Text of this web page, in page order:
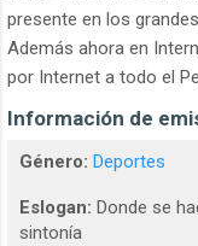
presente en los
Además ahora en
por Internet a todo el
Información de
Género: Deportes
Eslogan: Donde se
sintonía